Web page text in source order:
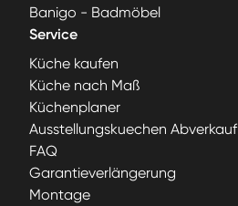
Banigo - Badmöbel
Service
Küche kaufen
Küche nach Maß
Küchenplaner
Ausstellungskuechen Abverkauf
FAQ
Garantieverlängerung
Montage